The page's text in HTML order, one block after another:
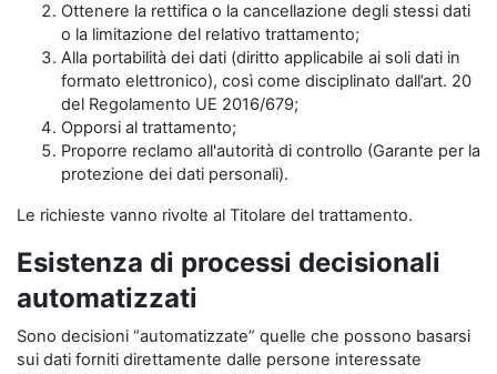
Ottenere la rettifica o la cancellazione degli stessi dati
o la limitazione del relativo trattamento;
Alla portabilità dei dati (diritto applicabile ai soli dati in
formato elettronico), così come disciplinato dall’art. 20
del Regolamento UE 2016/679;
Opporsi al trattamento;
Proporre reclamo all'autorità di controllo (Garante per la
protezione dei dati personali).
Le richieste vanno rivolte al Titolare del trattamento.
Esistenza di processi decisionali
automatizzati
Sono decisioni “automatizzate” quelle che possono basarsi
sui dati forniti direttamente dalle persone interessate